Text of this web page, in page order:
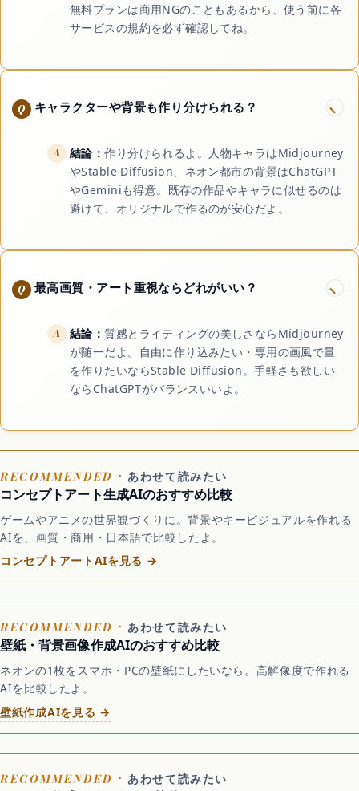
無料プランは商用NGのこともあるから、使う前に各
サービスの規約を必ず確認してね。
キャラクターや背景も作り分けられる？
結論：作り分けられるよ。人物キャラはMidjourney
やStable Diffusion、ネオン都市の背景はChatGPT
やGeminiも得意。既存の作品やキャラに似せるのは
避けて、オリジナルで作るのが安心だよ。
最高画質・アート重視ならどれがいい？
結論：質感とライティングの美しさならMidjourney
が随一だよ。自由に作り込みたい・専用の画風で量
を作りたいならStable Diffusion。手軽さも欲しい
ならChatGPTがバランスいいよ。
あわせて読みたい
コンセプトアート生成AIのおすすめ比較
ゲームやアニメの世界観づくりに。背景やキービジュアルを作れる
AIを、画質・商用・日本語で比較したよ。
コンセプトアートAIを見る →
あわせて読みたい
壁紙・背景画像作成AIのおすすめ比較
ネオンの1枚をスマホ・PCの壁紙にしたいなら。高解像度で作れる
AIを比較したよ。
壁紙作成AIを見る →
あわせて読みたい